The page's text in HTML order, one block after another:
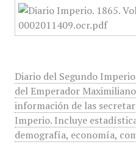
Diario del Segundo
del Emperador
información de las
Imperio. Incluye
demografía, economía,